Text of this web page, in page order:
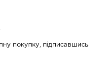
покупку, підписавшись